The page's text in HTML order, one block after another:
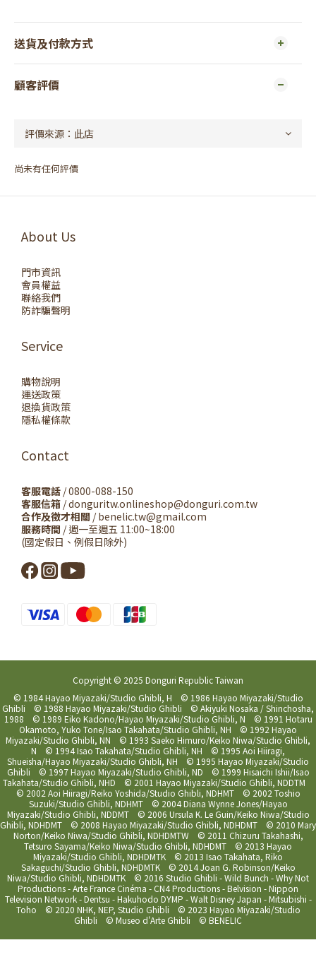
送貨及付款方式
顧客評價
尚未有任何評價
About Us
門市資訊
會員權益
聯絡我們
防詐騙聲明
Service
購物說明
運送政策
退換貨政策
隱私權條款
Contact
客服電話 / 0800-088-150
客服信箱 / donguritw.onlineshop@donguri.com.tw
合作及徵才相關 / benelic.tw@gmail.com
服務時間 / 週一至週五 11:00~18:00
(國定假日、例假日除外)
Copyright © 2025 Donguri Republic Taiwan
© 1984 Hayao Miyazaki/Studio Ghibli, H © 1986 Hayao Miyazaki/Studio
Ghibli © 1988 Hayao Miyazaki/Studio Ghibli © Akiyuki Nosaka / Shinchosha,
1988 © 1989 Eiko Kadono/Hayao Miyazaki/Studio Ghibli, N © 1991 Hotaru
Okamoto, Yuko Tone/Isao Takahata/Studio Ghibli, NH © 1992 Hayao
Miyazaki/Studio Ghibli, NN © 1993 Saeko Himuro/Keiko Niwa/Studio Ghibli,
N © 1994 Isao Takahata/Studio Ghibli, NH © 1995 Aoi Hiiragi,
Shueisha/Hayao Miyazaki/Studio Ghibli, NH © 1995 Hayao Miyazaki/Studio
Ghibli © 1997 Hayao Miyazaki/Studio Ghibli, ND © 1999 Hisaichi Ishii/Isao
Takahata/Studio Ghibli, NHD © 2001 Hayao Miyazaki/Studio Ghibli, NDDTM
© 2002 Aoi Hiiragi/Reiko Yoshida/Studio Ghibli, NDHMT © 2002 Toshio
Suzuki/Studio Ghibli, NDHMT © 2004 Diana Wynne Jones/Hayao
Miyazaki/Studio Ghibli, NDDMT © 2006 Ursula K. Le Guin/Keiko Niwa/Studio
Ghibli, NDHDMT © 2008 Hayao Miyazaki/Studio Ghibli, NDHDMT © 2010 Mary
Norton/Keiko Niwa/Studio Ghibli, NDHDMTW © 2011 Chizuru Takahashi,
Tetsuro Sayama/Keiko Niwa/Studio Ghibli, NDHDMT © 2013 Hayao
Miyazaki/Studio Ghibli, NDHDMTK © 2013 Isao Takahata, Riko
Sakaguchi/Studio Ghibli, NDHDMTK © 2014 Joan G. Robinson/Keiko
Niwa/Studio Ghibli, NDHDMTK © 2016 Studio Ghibli - Wild Bunch - Why Not
Productions - Arte France Cinéma - CN4 Productions - Belvision - Nippon
Television Network - Dentsu - Hakuhodo DYMP - Walt Disney Japan - Mitsubishi -
Toho © 2020 NHK, NEP, Studio Ghibli © 2023 Hayao Miyazaki/Studio
Ghibli © Museo d'Arte Ghibli © BENELIC